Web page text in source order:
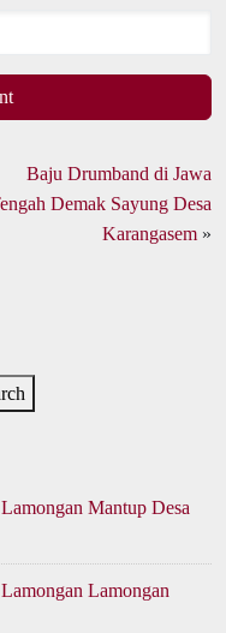
Baju Drumband di Jawa
Demak Sayung Desa
Karangasem »
Mantup Desa
Lamongan